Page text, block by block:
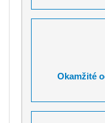
Okamžité